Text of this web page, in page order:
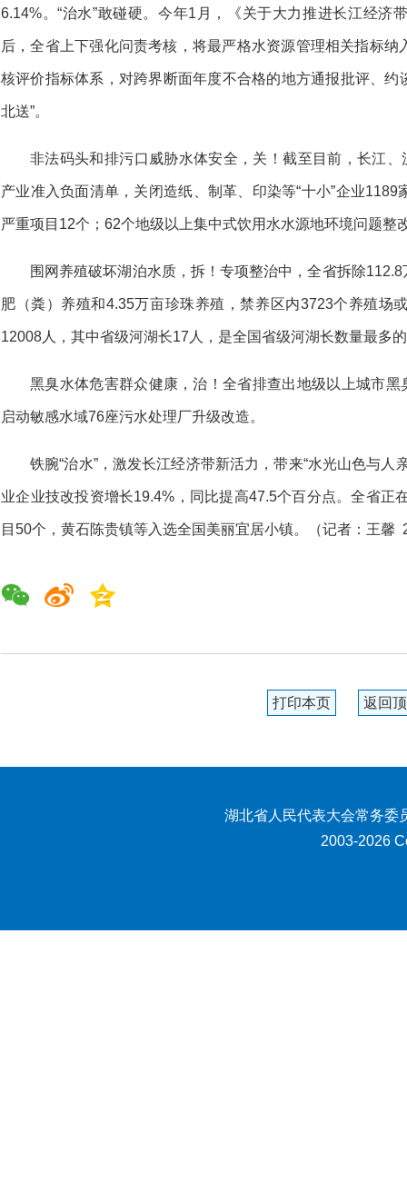
6.14%。“治水”敢碰硬。今年1月，《关于大力推进长江经济
后，全省上下强化问责考核，将最严格水资源管理相关指标
核评价指标体系，对跨界断面年度不合格的地方通报批评、约
北送”。
非法码头和排污口威胁水体安全，关！截至目前，长江
产业准入负面清单，关闭造纸、制革、印染等“十小”企业
严重项目12个；62个地级以上集中式饮用水水源地环境问题整
围网养殖破坏湖泊水质，拆！专项整治中，全省拆除
肥（粪）养殖和4.35万亩珍珠养殖，禁养区内3723个养殖场
12008人，其中省级河湖长17人，是全国省级河湖长数量最多
黑臭水体危害群众健康，治！全省排查出地级以上城市
启动敏感水域76座污水处理厂升级改造。
铁腕“治水”，激发长江经济带新活力，带来“水光山色与人
业企业技改投资增长19.4%，同比提高47.5个百分点。全省正
目50个，黄石陈贵镇等入选全国美丽宜居小镇。（记者：王馨
打印本页 返回
湖北省人民代表大会常务委
2003-2026